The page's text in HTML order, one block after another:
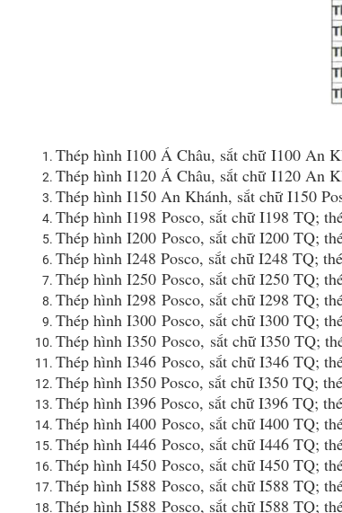
Thép hình I100 Á Châu, sắt chữ I100 An
Thép hình I120 Á Châu, sắt chữ I120 An
Thép hình I150 An Khánh, sắt chữ I150
Thép hình I198 Posco, sắt chữ I198 TQ;
Thép hình I200 Posco, sắt chữ I200 TQ;
Thép hình I248 Posco, sắt chữ I248 TQ;
Thép hình I250 Posco, sắt chữ I250 TQ;
Thép hình I298 Posco, sắt chữ I298 TQ;
Thép hình I300 Posco, sắt chữ I300 TQ;
Thép hình I350 Posco, sắt chữ I350 TQ;
Thép hình I346 Posco, sắt chữ I346 TQ;
Thép hình I350 Posco, sắt chữ I350 TQ;
Thép hình I396 Posco, sắt chữ I396 TQ;
Thép hình I400 Posco, sắt chữ I400 TQ;
Thép hình I446 Posco, sắt chữ I446 TQ;
Thép hình I450 Posco, sắt chữ I450 TQ;
Thép hình I588 Posco, sắt chữ I588 TQ;
Thép hình I588 Posco, sắt chữ I588 TQ;